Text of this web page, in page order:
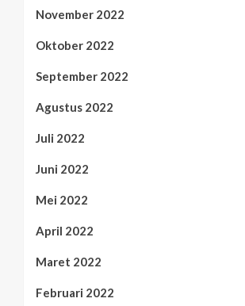
November 2022
Oktober 2022
September 2022
Agustus 2022
Juli 2022
Juni 2022
Mei 2022
April 2022
Maret 2022
Februari 2022